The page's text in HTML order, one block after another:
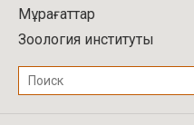
Мұрағаттар
Зоология институты
Поиск: